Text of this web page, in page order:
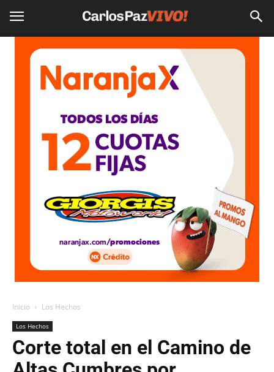
Inicio Los Hechos
Los Hechos
Corte total en el Camino de